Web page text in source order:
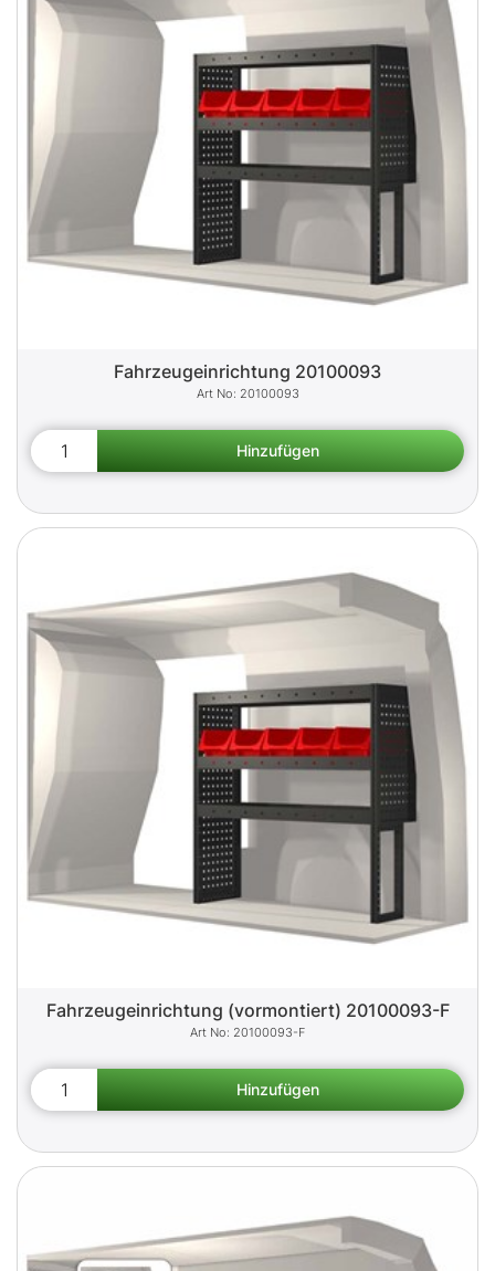
Fahrzeugeinrichtung 20100093
20100093
Fahrzeugeinrichtung (vormontiert) 20100093-F
20100093-F